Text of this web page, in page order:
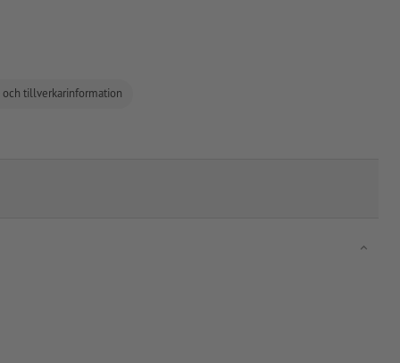
och tillverkarinformation